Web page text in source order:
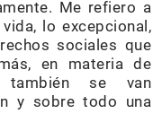
Me refiero a
lo excepcional,
sociales que
en materia de
también se van
y sobre todo una